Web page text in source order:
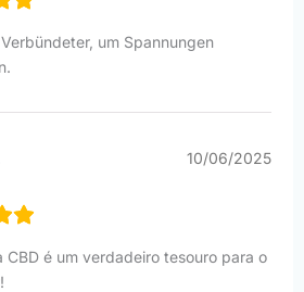
um Spannungen
10/06/2025
CBD é um verdadeiro tesouro para o